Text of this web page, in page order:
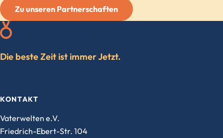
Zu unseren Partnerschaften
Die beste Zeit ist immer Jetzt.
KONTAKT
Vaterwelten e.V.
Friedrich-Ebert-Str. 104